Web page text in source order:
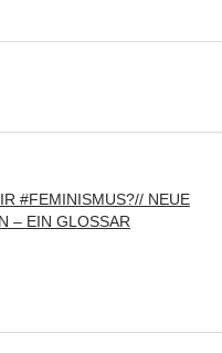
#FEMINISMUS?// NEUE
– EIN GLOSSAR